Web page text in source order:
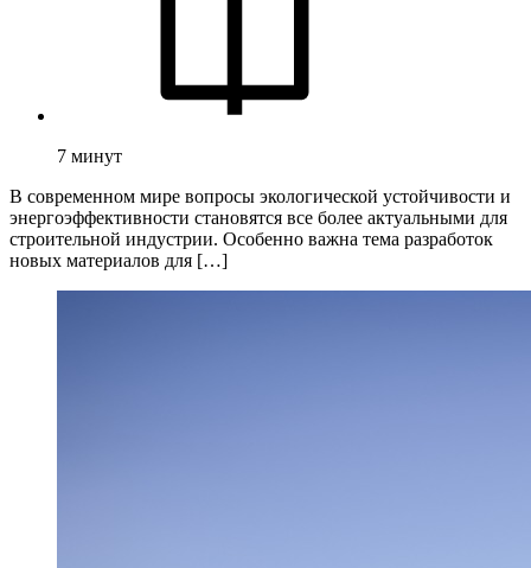
7 минут
В современном мире вопросы экологической устойчивости и
энергоэффективности становятся все более актуальными для
строительной индустрии. Особенно важна тема разработок
новых материалов для […]